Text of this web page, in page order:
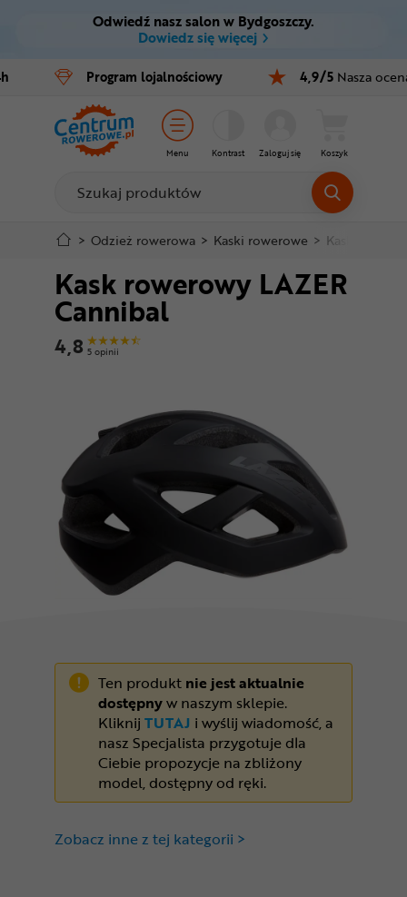
Ctrl M
Menu główne
Informacje o produkcie
Szczegółowe informacje
Stopka
Mapa strony
Odwiedź nasz salon w Bydgoszczy.
Dowiedz się więcej
Program lojalnościowy 4,9/5 Nasza
Menu Kontrast Zaloguj się Koszyk
Rowery
E-bike
Części
Akcesoria
Odzież
Kaski
Buty
Nowości
Superoferta
> Odzież rowerowa > Kaski rowerowe > Kaski
Kask rowerowy LAZER
Cannibal
4,8 5 opinii
Ten produkt nie jest aktualnie
dostępnyw naszym sklepie.
Kliknij TUTAJ i wyślij wiadomość, a
nasz Specjalista przygotuje dla
Ciebie propozycje na zbliżony
model, dostępny od ręki.
Zobacz inne z tej kategorii >